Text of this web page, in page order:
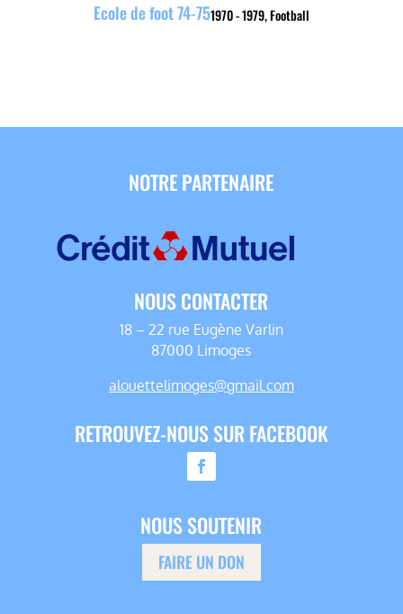
1970 - 1979,Football
Ecole de foot 74-75
NOTRE PARTENAIRE
NOUS CONTACTER
18 – 22 rue Eugène Varlin
87000 Limoges
alouettelimoges@gmail.com
RETROUVEZ-NOUS SUR FACEBOOK
NOUS SOUTENIR
FAIRE UN DON